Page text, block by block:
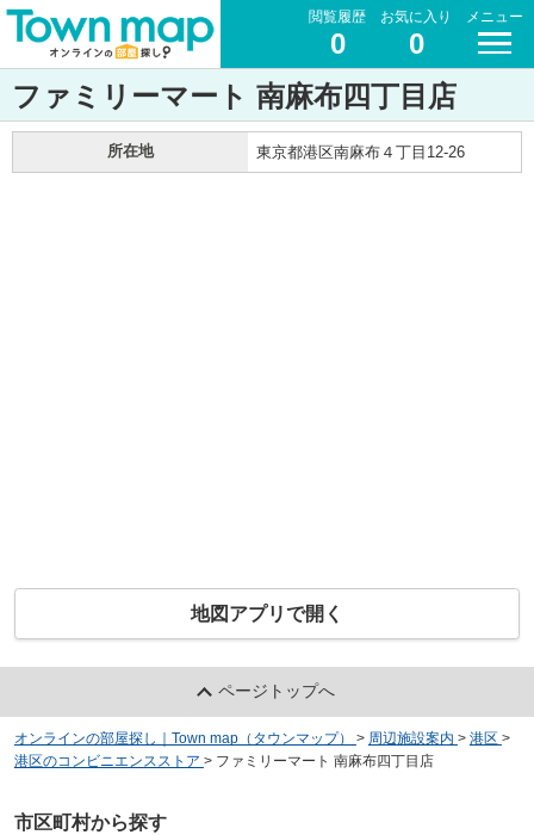
閲覧履歴
0
お気に入り
0
メニュー
ファミリーマート 南麻布四丁目店
所在地 東京都港区南麻布４丁目12-26
地図アプリで開く
ページトップへ
オンラインの部屋探し｜Town map（タウンマップ） > 周辺施設案内 > 港区 >
港区のコンビニエンスストア > ファミリーマート 南麻布四丁目店
市区町村から探す